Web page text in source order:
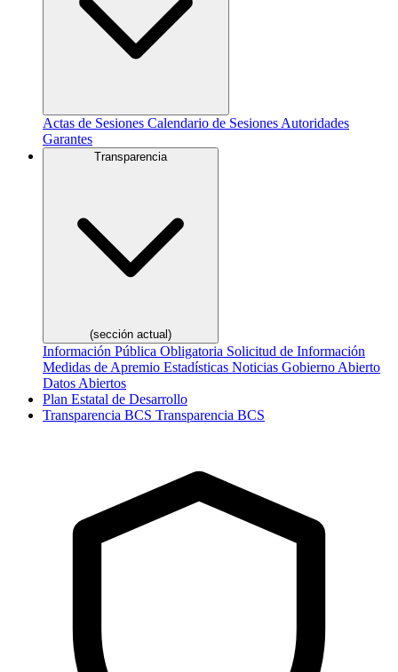
Actas de Sesiones Calendario de Sesiones Autoridades
Garantes
Transparencia
(sección actual)
Información Pública Obligatoria Solicitud de Información
Medidas de Apremio Estadísticas Noticias Gobierno Abierto
Datos Abiertos
Plan Estatal de Desarrollo
Transparencia BCS Transparencia BCS